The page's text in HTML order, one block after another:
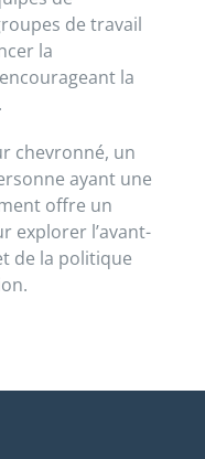
de travail
la
la
chevronné, un
ayant une
offre un
explorer l’avant-
de la politique